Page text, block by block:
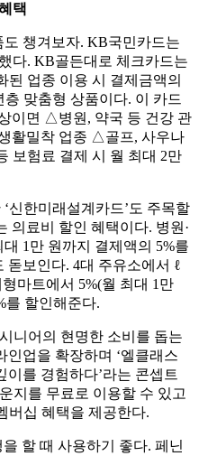
택
챙겨보자. KB국민카드는
다. KB골든대로 체크카드는
된 업종 이용 시 결제금액의
맞춤형 상품이다. 이 카드
이면 △병원, 약국 등 건강 관
활밀착 업종 △골프, 사우나
보험료 결제 시 월 최대 2만
신한미래설계카드’도 주목할
의료비 할인 혜택이다. 병원·
1만 원까지 결제액의 5%를
돋보인다. 4대 주유소에서 ℓ
마트에서 5%(월 최대 1만
를 할인해준다.
니어의 현명한 소비를 돕는
인업을 확장하며 ‘엘클래스
이를 경험하다’라는 콘셉트
지를 무료로 이용할 수 있고
버십 혜택을 제공한다.
할 때 사용하기 좋다. 페닌